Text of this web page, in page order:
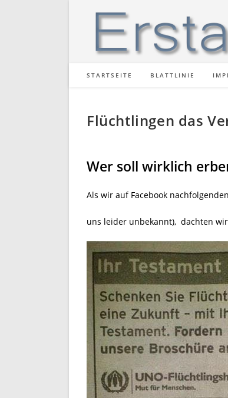
STARTSEITE BLATTLINIE
Flüchtlingen das
Wer soll wirklich
Als wir auf Facebook
uns leider unbekannt), dachten